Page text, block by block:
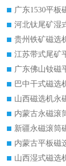
广东1530平板
河北钛尾矿湿
贵州铁矿磁选
江苏带式尾矿
广东佛山钕磁
巴中干式磁选
山西磁选机永
内蒙古永磁滚
新疆永磁滚筒
内蒙古平板磁
山西湿式磁选